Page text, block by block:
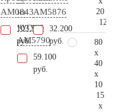
AM0843
103.500
руб.
из
чугуна
AM5790
59.100
руб.
AM5876
32.200
руб.
20
80
x
40
x
10
15
x